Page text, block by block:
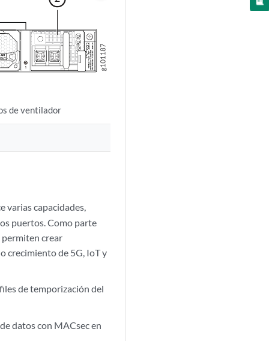
de ventilador
varias capacidades,
puertos. Como parte
permiten crear
crecimiento de 5G, IoT y
de temporización del
datos con MACsec en